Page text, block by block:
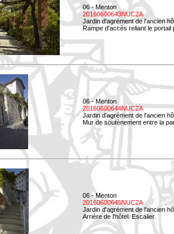
06 - Menton
20160600643NUC2A
Jardin d'agrément de l'ancien
Rampe d'accès reliant le portail
06 - Menton
20160600644NUC2A
Jardin d'agrément de l'ancien
Mur de soutènement entre la
06 - Menton
20160600645NUC2A
Jardin d'agrément de l'ancien
Arrière de l'hôtel. Escalier.